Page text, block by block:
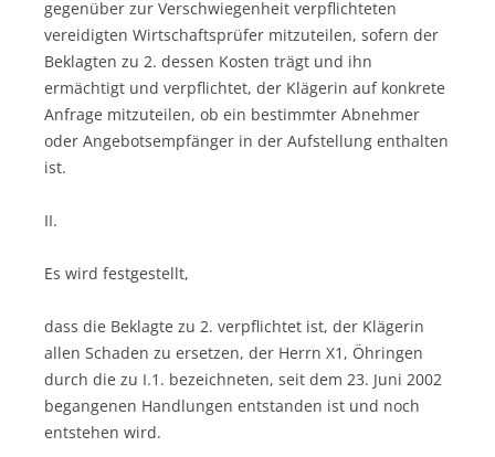
gegenüber zur Verschwiegenheit verpflichteten
vereidigten Wirt­schafts­prüfer mitzuteilen, sofern der
Beklagten zu 2. dessen Kosten trägt und ihn
ermächtigt und verpflichtet, der Klägerin auf konkrete
Anfrage mitzuteilen, ob ein be­stimm­ter Abnehmer
oder Angebotsempfänger in der Auf­stel­lung enthalten
ist.
II.
Es wird festgestellt,
dass die Beklagte zu 2. verpflichtet ist, der Klägerin
allen Schaden zu ersetzen, der Herrn X1, Öhringen
durch die zu I.1. bezeichneten, seit dem 23. Juni 2002
begangenen Handlungen entstanden ist und noch
entstehen wird.